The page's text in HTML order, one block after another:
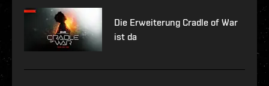
Die Erweiterung Cradle of War
ist da